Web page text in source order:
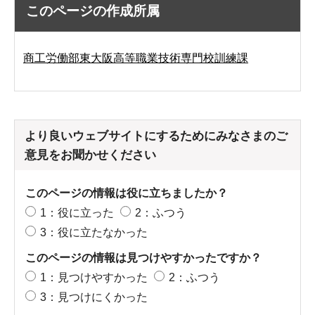
このページの作成所属
商工労働部東大阪高等職業技術専門校訓練課
より良いウェブサイトにするためにみなさまのご
意見をお聞かせください
このページの情報は役に立ちましたか？
1：役に立った
2：ふつう
3：役に立たなかった
このページの情報は見つけやすかったですか？
1：見つけやすかった
2：ふつう
3：見つけにくかった